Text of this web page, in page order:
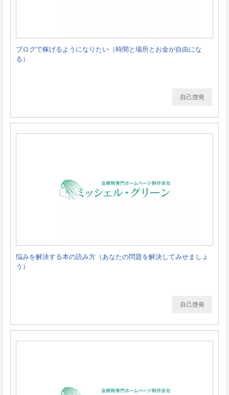
ブログで稼げるようになりたい（時間と場所とお金が自由にな
る）
自己啓発
悩みを解決する本の読み方（あなたの問題を解決してみせましょ
う）
自己啓発